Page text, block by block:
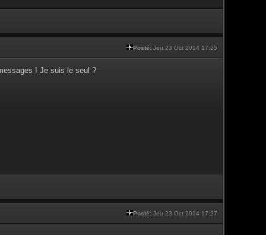
Posté: Jeu 23 Oct 2014 17:25
! Je suis le seul ?
Posté: Jeu 23 Oct 2014 17:27